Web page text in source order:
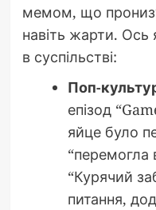
мемом, що
навіть жарти. Ось
в суспільстві:
Поп-
епізод
яйце було
“перемогла
“Курячий
питання,